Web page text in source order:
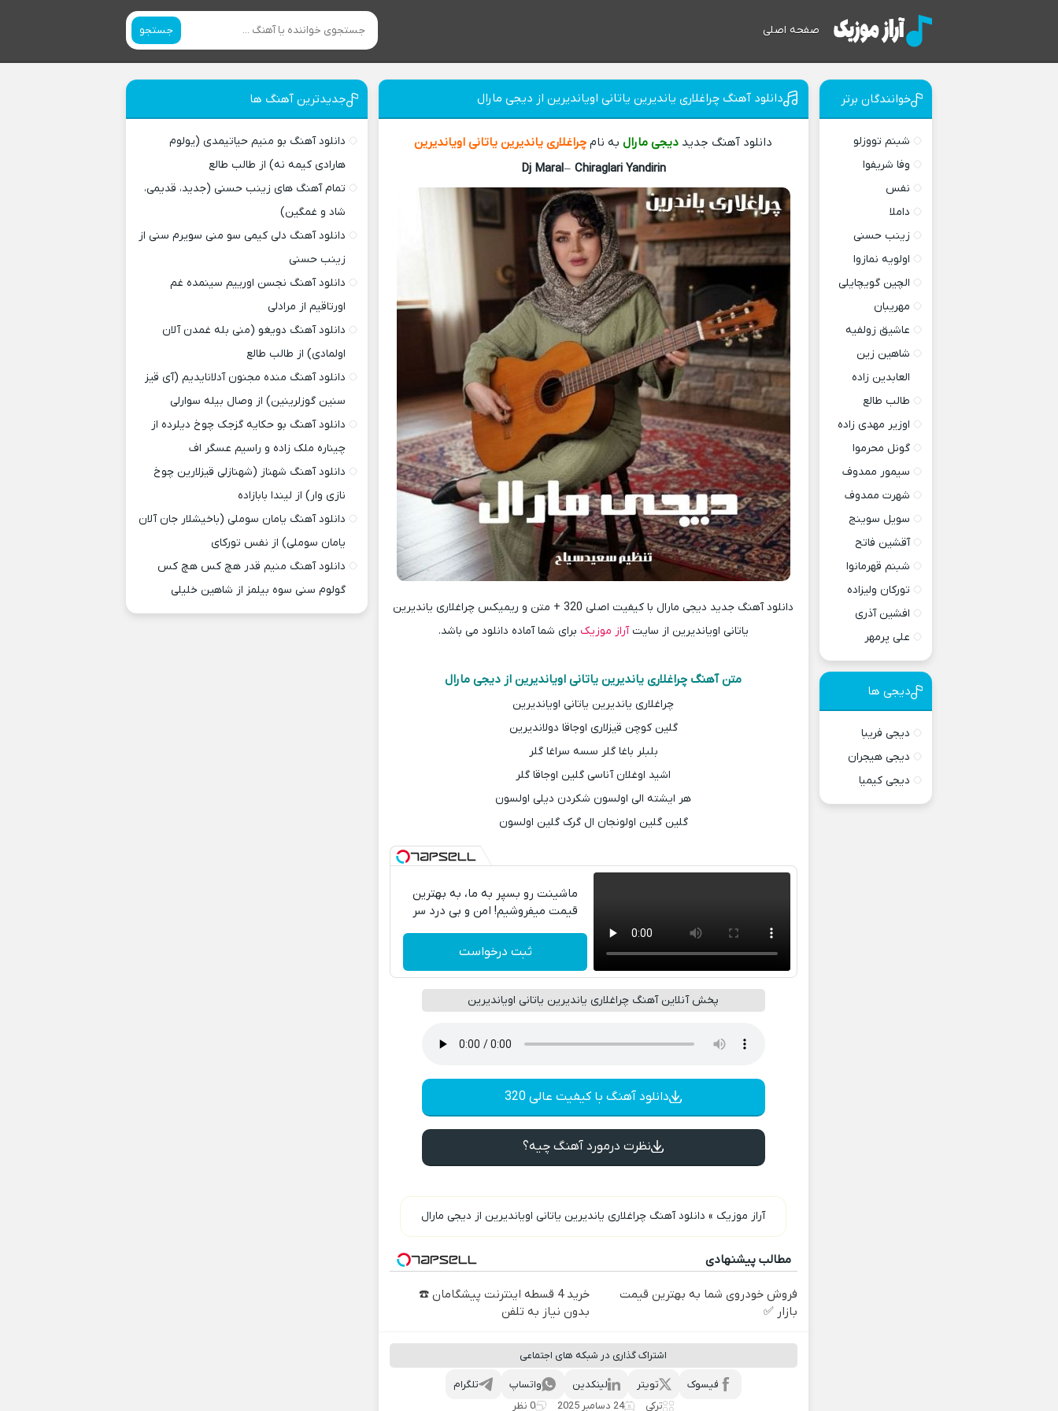
صفحه اصلی جستجو
دانلود آهنگ چراغلاری یاندیرین یاتانی اویاندیرین از دیجی مارال
دانلود آهنگ جدید دیجی مارال به نام چراغلاری یاندیرین یاتانی اویاندیرین
Dj Maral– Chiraglari Yandirin
دانلود آهنگ جدید دیجی مارال با کیفیت اصلی 320 + متن و ریمیکس چراغلاری یاندیرین
یاتانی اویاندیرین از سایتآراز موزیک برای شما آماده دانلود می باشد.
متن آهنگ چراغلاری یاندیرین یاتانی اویاندیرین از دیجی مارال
چراغلاری یاندیرین یاتانی اویاندیرین
گلین کوچن قیزلاری اوجاقا دولاندیرین
بلبلر باغا گلر سسه سراغا گلر
اشید اوغلان آناسی گلین اوجاقا گلر
هر ایشته الی اولسون شکردن دیلی اولسون
گلین گلین اولونجان ال گرک گلین اولسون
ماشینت رو بسپر به ما، به بهترین
قیمت میفروشیم! امن و بی درد سر
ثبت درخواست
پخش آنلاین آهنگ چراغلاری یاندیرین یاتانی اویاندیرین
دانلود آهنگ با کیفیت عالی 320
نظرت درمورد آهنگ چیه؟
آراز موزیک » دانلود آهنگ چراغلاری یاندیرین یاتانی اویاندیرین از دیجی مارال
مطالب پیشنهادی
فروش خودروی شما به بهترین قیمت
بازار ✅
خرید 4 قسطه اینترنت پیشگامان ☎️
بدون نیاز به تلفن
اشتراک گذاری در شبکه های اجتماعی
تلگرام واتساپ لینکدین تویتر
فیسوک
ترکی
24 دسامبر 2025 0 نظر
خوانندگان برتر
شبنم تووزلو
وفا شریفوا
نفس
داملا
زینب حسنی
اولویه نمازوا
الچین گویچایلی
مهریبان
عاشیق زولفیه
شاهین زین
العابدین زاده
طالب طالع
اوزیر مهدی زاده
گونل محرموا
سیمور ممدوف
شهرت ممدوف
سویل سوینج
آقشین فاتح
شبنم قهرمانوا
تورکان ولیزاده
افشین آذری
علی پرمهر
دیجی ها
دیجی فریبا
دیجی هیجران
دیجی کیمیا
جدیدترین آهنگ ها
دانلود آهنگ بو منیم حیاتیمدی (یولوم
هارادی کیمه نه) از طالب طالع
تمام آهنگ های زینب حسنی (جدید، قدیمی،
شاد و غمگین)
دانلود آهنگ دلی کیمی سو منی سویرم سنی از
زینب حسنی
دانلود آهنگ نجسن اورییم سینمده غم
اورتاقیم از مرادلی
دانلود آهنگ دویغو (منی بله غمدن آلان
اولمادی) از طالب طالع
دانلود آهنگ منده مجنون آدلانایدیم (آی قیز
سنین گوزلرینین) از وصال بیله سوارلی
دانلود آهنگ بو حکایه گزجک چوخ دیلرده از
چیناره ملک زاده و راسیم عسگر اف
دانلود آهنگ شهناز (شهنازلی قیزلارین چوخ
نازی وار) از لیندا بابازاده
دانلود آهنگ یامان سوملی (باخیشلار جان آلان
یامان سوملی) از نفس تورکای
دانلود آهنگ منیم قدر هچ کس هچ کس
گولوم سنی سوه بیلمز از شاهین خلیلی